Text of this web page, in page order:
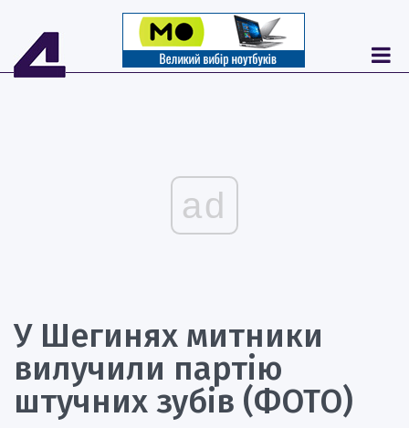
ad
У Шегинях митники
вилучили партію
штучних зубів (ФОТО)